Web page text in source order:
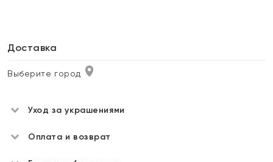
Доставка
Выберите город
Уход за украшениями
Оплата и возврат